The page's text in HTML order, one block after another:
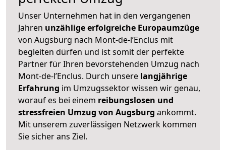
Unser Unternehmen hat in den vergangenen
Jahren unzählige erfolgreiche Europaumzüge
von Augsburg nach Mont-de-l’Enclus mit
begleiten dürfen und ist somit der perfekte
Partner für Ihren bevorstehenden Umzug nach
Mont-de-l’Enclus. Durch unsere langjährige
Erfahrung im Umzugssektor wissen wir genau,
worauf es bei einem reibungslosen und
stressfreien Umzug von Augsburg ankommt.
Mit unserem zuverlässigen Netzwerk kommen
Sie sicher ans Ziel.